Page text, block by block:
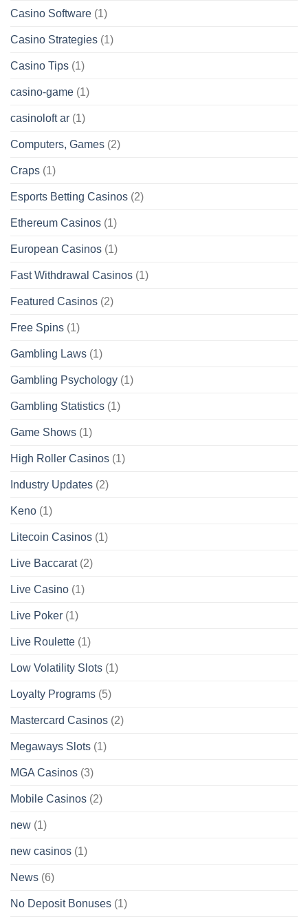
Casino Software (1)
Casino Strategies (1)
Casino Tips (1)
casino-game (1)
casinoloft ar (1)
Computers, Games (2)
Craps (1)
Esports Betting Casinos (2)
Ethereum Casinos (1)
European Casinos (1)
Fast Withdrawal Casinos (1)
Featured Casinos (2)
Free Spins (1)
Gambling Laws (1)
Gambling Psychology (1)
Gambling Statistics (1)
Game Shows (1)
High Roller Casinos (1)
Industry Updates (2)
Keno (1)
Litecoin Casinos (1)
Live Baccarat(2)
Live Casino (1)
Live Poker (1)
Live Roulette (1)
Low Volatility Slots (1)
Loyalty Programs (5)
Mastercard Casinos (2)
Megaways Slots (1)
MGA Casinos (3)
Mobile Casinos (2)
new (1)
new casinos (1)
News (6)
No Deposit Bonuses (1)